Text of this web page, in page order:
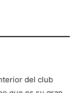
del club